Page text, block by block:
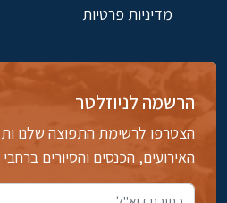
מדיניות פרטיות
הרשמה לניוזלטר
הצטרפו לרשימת התפוצה שלנו
האירועים, הכנסים והסיורים